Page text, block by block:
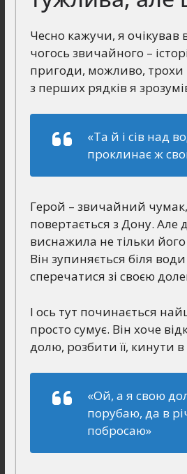
Чесно кажучи, я очікував
чогось звичайного –
пригоди, можливо,
з перших рядків я
«Та й і сів над
проклинає ж
Герой – звичайний
повертається з Дону. Але
виснажила не тільки
Він зупиняється біля
сперечатися зі своєю
І ось тут починається
просто сумує. Він хоче
долю, розбити її, кинути в
«Ой, а я свою
порубаю, да в
побросаю»